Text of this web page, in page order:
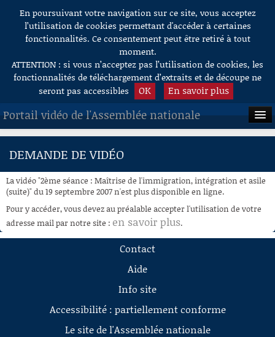
Aller au contenu
En poursuivant votre navigation sur ce site, vous acceptez
l’utilisation de cookies permettant d'accéder à certaines
fonctionnalités. Ce consentement peut être retiré à tout
moment.
ATTENTION : si vous n’acceptez pas l’utilisation de cookies, les
fonctionnalités de téléchargement d’extraits et de découpe ne
seront pas accessibles
OK En savoir plus
Portail vidéo de l'Assemblée nationale
ACCUEIL
À LA DEMANDE
RECHERCHE
AIDE À LA DÉCOUPE
DEMANDE DE VIDÉO
La vidéo "2ème séance : Maîtrise de l'immigration, intégration et asile
(suite)" du 19 septembre 2007 n'est plus disponible en ligne.
Pour y accéder, vous devez au préalable accepter l'utilisation de votre
adresse mail par notre site : en savoir plus.
Contact
Aide
Info site
Accessibilité : partiellement conforme
Le site de l'Assemblée nationale